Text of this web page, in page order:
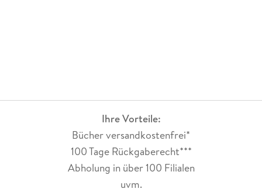
Ihre Vorteile:
Bücher versandkostenfrei*
100 Tage Rückgaberecht***
Abholung in über 100 Filialen
uvm.